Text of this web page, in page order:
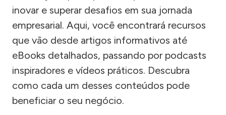
inovar e superar desafios em sua jornada
empresarial. Aqui, você encontrará recursos
que vão desde artigos informativos até
eBooks detalhados, passando por podcasts
inspiradores e vídeos práticos. Descubra
como cada um desses conteúdos pode
beneficiar o seu negócio.